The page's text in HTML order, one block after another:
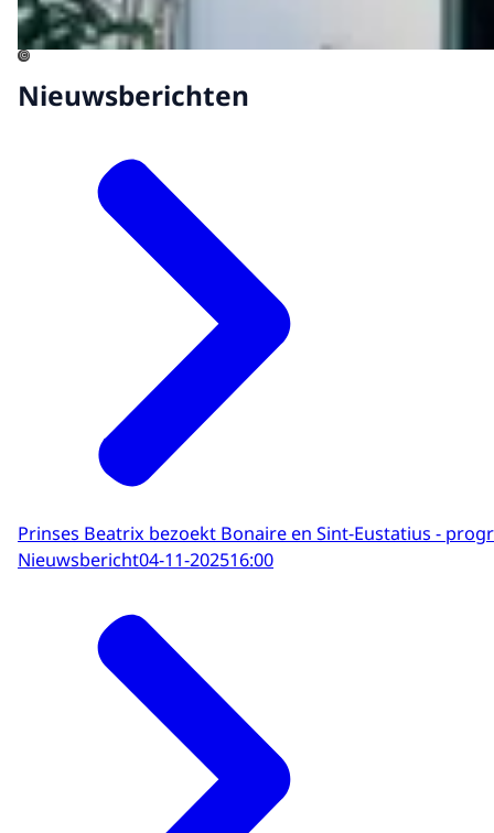
©
Nieuwsberichten
Prinses Beatrix bezoekt Bonaire en Sint-Eustatius -
Nieuwsbericht04-11-202516:00